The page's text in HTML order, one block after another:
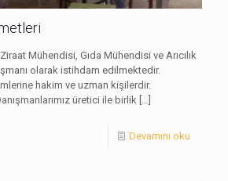
Mühendisi, Gıda Mühendisi ve Arıcılık
olarak istihdam edilmektedir.
hakim ve uzman kişilerdir.
üretici ile birlik […]
Devamını oku